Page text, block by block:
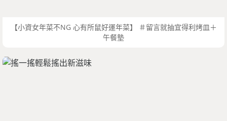
【小資女年菜不NG 心有所鼠好運年菜】 ＃留言就抽宜得利烤皿＋
午餐墊